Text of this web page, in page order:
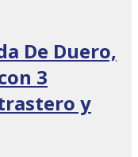
De Duero,
3
y